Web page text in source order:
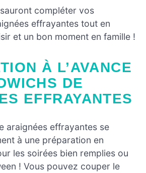
compléter vos
effrayantes tout en
et un bon moment en famille !
DE
EFFRAYANTES
araignées effrayantes se
à une préparation en
les soirées bien remplies ou
! Vous pouvez couper le